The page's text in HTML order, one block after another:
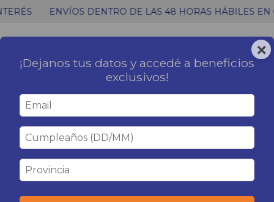
ENVÍOS DENTRO DE LAS 48 HORAS HÁBILES EN
CARRITO
0
Inicio | Contacto
CONTACTO
541138257297
×
¡Dejanos tus datos y accedé a beneficios
exclusivos!